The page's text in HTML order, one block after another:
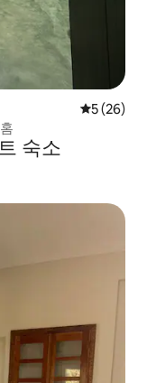
평점 5점(5
5 (26)
숙소